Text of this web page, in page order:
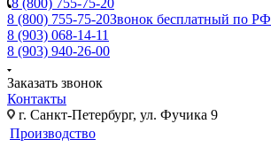
8 (800) 755-75-20
8 (800) 755-75-20Звонок бесплатный по РФ
8 (903) 068-14-11
8 (903) 940-26-00
Заказать звонок
Контакты
г. Санкт-Петербург, ул. Фучика 9
Производство